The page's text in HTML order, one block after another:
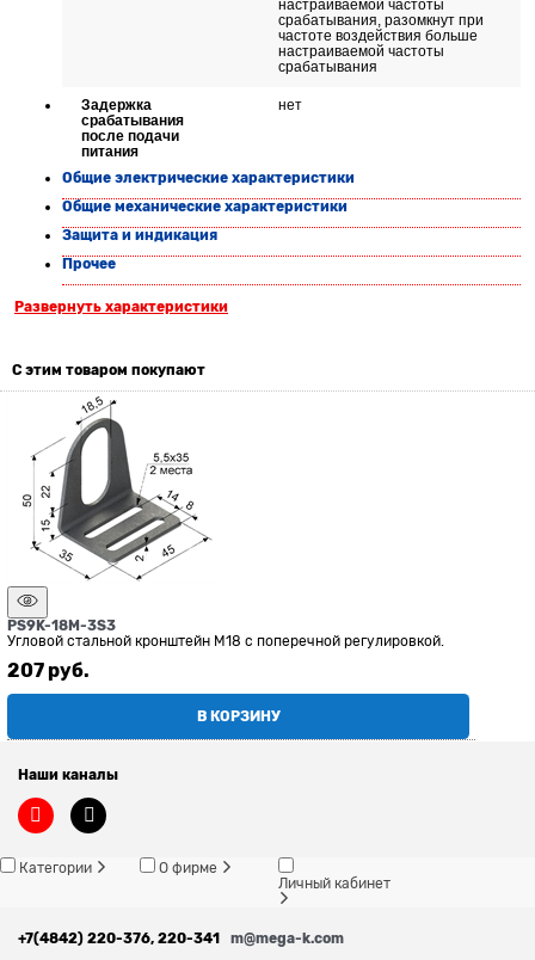
настраиваемой частоты
срабатывания, разомкнут при
частоте воздействия больше
настраиваемой частоты
срабатывания
Задержка
срабатывания
после подачи
питания
нет
Общие электрические характеристики
Общие механические характеристики
Защита и индикация
Прочее
Развернуть характеристики
С этим товаром покупают
PS9K-18M-3S3
Угловой стальной кронштейн М18 с поперечной регулировкой.
207 руб.
В КОРЗИНУ
Наши каналы
Категории
О фирме
Личный кабинет
+7(4842) 220-376, 220-341 m@mega-k.com